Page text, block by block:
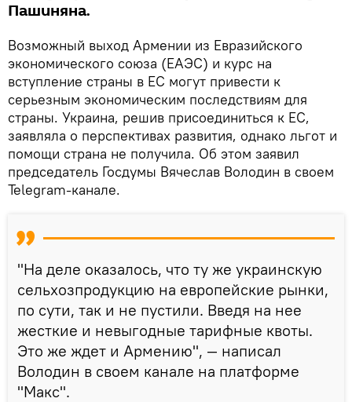
Пашиняна.
Возможный выход Армении из Евразийского
экономического союза (ЕАЭС) и курс на
вступление страны в ЕС могут привести к
серьезным экономическим последствиям для
страны. Украина, решив присоединиться к ЕС,
заявляла о перспективах развития, однако льгот и
помощи страна не получила. Об этом заявил
председатель Госдумы Вячеслав Володин в своем
Telegram-канале.
"На деле оказалось, что ту же украинскую
сельхозпродукцию на европейские рынки,
по сути, так и не пустили. Введя на нее
жесткие и невыгодные тарифные квоты.
Это же ждет и Армению", — написал
Володин в своем канале на платформе
"Макс".